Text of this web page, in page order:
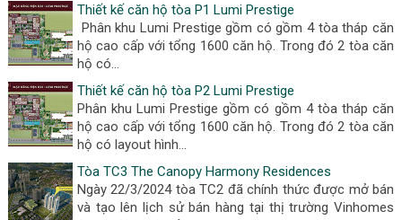
Thiết kế căn hộ tòa P1 Lumi Prestige
Phân khu Lumi Prestige gồm có gồm 4 tòa tháp căn
hộ cao cấp với tổng 1600 căn hộ. Trong đó 2 tòa căn
hộ có...
Thiết kế căn hộ tòa P2 Lumi Prestige
Phân khu Lumi Prestige gồm có gồm 4 tòa tháp căn
hộ cao cấp với tổng 1600 căn hộ. Trong đó 2 tòa căn
hộ có layout hình...
Tòa TC3 The Canopy Harmony Residences
Ngày 22/3/2024 tòa TC2 đã chính thức được mở bán
và tạo lên lịch sử bán hàng tại thị trường Vinhomes